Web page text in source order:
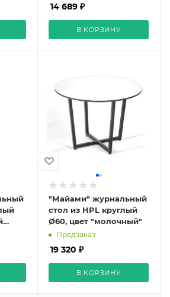
14 689 ₽
В КОРЗИНУ
"Майами" журнальный
стол из HPL круглый
Ø60, цвет "молочный"
Предзаказ
19 320 ₽
В КОРЗИНУ